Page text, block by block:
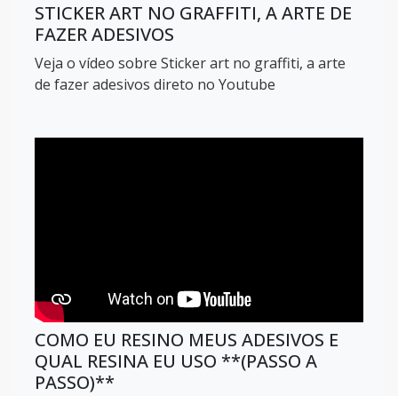
STICKER ART NO GRAFFITI, A ARTE DE
FAZER ADESIVOS
Veja o vídeo sobre Sticker art no graffiti, a arte
de fazer adesivos direto no Youtube
COMO EU RESINO MEUS ADESIVOS E
QUAL RESINA EU USO **(PASSO A
PASSO)**